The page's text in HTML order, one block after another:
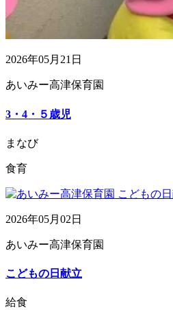
2026年05月21日
あいみー高津保育園
3・4・５歳児
まなび
食育
2026年05月02日
あいみー高津保育園
こどもの日献立
給食